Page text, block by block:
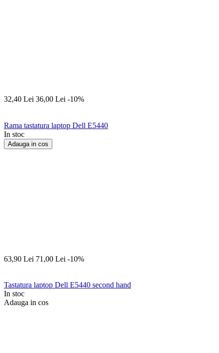
32,40 Lei 36,00 Lei -10%
Rama tastatura laptop Dell E5440
In stoc
Adauga in cos
63,90 Lei 71,00 Lei -10%
Tastatura laptop Dell E5440 second hand
In stoc
Adauga in cos